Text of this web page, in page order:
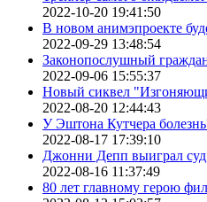
2022-10-20 19:41:50
В новом анимэпроекте
2022-09-29 13:48:54
Законопослушный
2022-09-06 15:55:37
Новый сиквел
2022-08-20 12:44:43
У Эштона Кутчера
2022-08-17 17:39:10
Джонни Депп выиграл
2022-08-16 11:37:49
80 лет главному герою